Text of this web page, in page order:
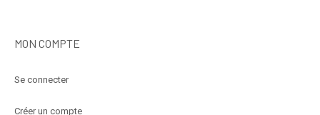
MON COMPTE
Se connecter
Créer un compte